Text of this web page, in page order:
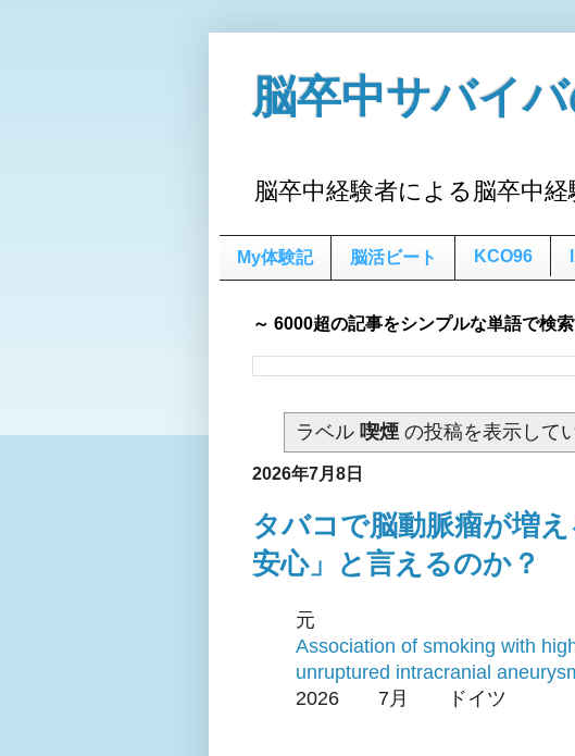
脳卒中サバイ
脳卒中経験者による脳卒中
My体験記 脳活ビート KCO96
～ 6000超の記事をシンプルな単語で検索
ラベル 喫煙の投稿を表示して
2026年7月8日
タバコで脳動脈瘤が増
安心」と言えるのか？
元
Association of smoking with
unruptured intracranial
2026 7月 ドイツ